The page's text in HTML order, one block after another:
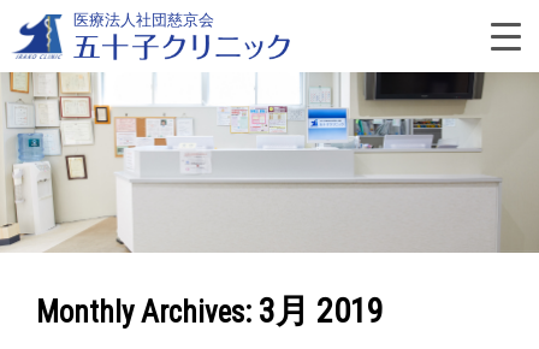
content
医療法人社団慈京会
Monthly Archives: 3月 2019